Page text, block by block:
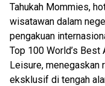
Tahukah Mommies,
wisatawan dalam
pengakuan
Top 100 World’s
Leisure, menegaskan
eksklusif di tengah